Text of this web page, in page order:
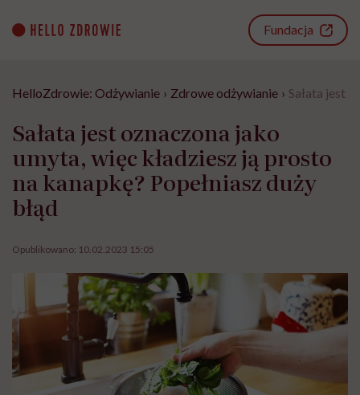
content
Fundacja
HelloZdrowie: Odżywianie › Zdrowe odżywianie › Sałata jest
Sałata jest oznaczona jako
umyta, więc kładziesz ją prosto
na kanapkę? Popełniasz duży
błąd
Opublikowano: 10.02.2023 15:05